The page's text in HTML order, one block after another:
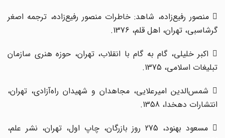
 منصور رفیع‌زاده، شاهد: خاطرات منصور رفیع‌زاده، ترجمه اصغر
گرشاسبی، تهران، اهل قلم، 1376.
 اکبر خلیلی، گام به گام با انقلاب، تهران، حوزه هنری سازمان
تبلیغات اسلامی، 1375.
 شمس‌الدین امیرعلایی، مجاهدان و شهیدان راه‌آزادی، تهران،
انتشارات دهخدا، 1358.
 مسعود بهنود، 275 روز بازرگان، چاپ اول، تهران، نشر علم،